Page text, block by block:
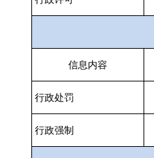
信息内容
行政处罚
行政强制